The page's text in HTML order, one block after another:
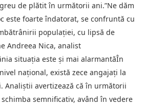
de plătit în următorii ani.”Ne dăm
este foarte îndatorat, se confruntă cu
populaţiei, cu lipsă de
Andreea Nica, analist
situaţia este şi mai alarmantăÎn
naţional, există zece angajaţi la
Analiştii avertizează că în următorii
semnificativ, având în vedere